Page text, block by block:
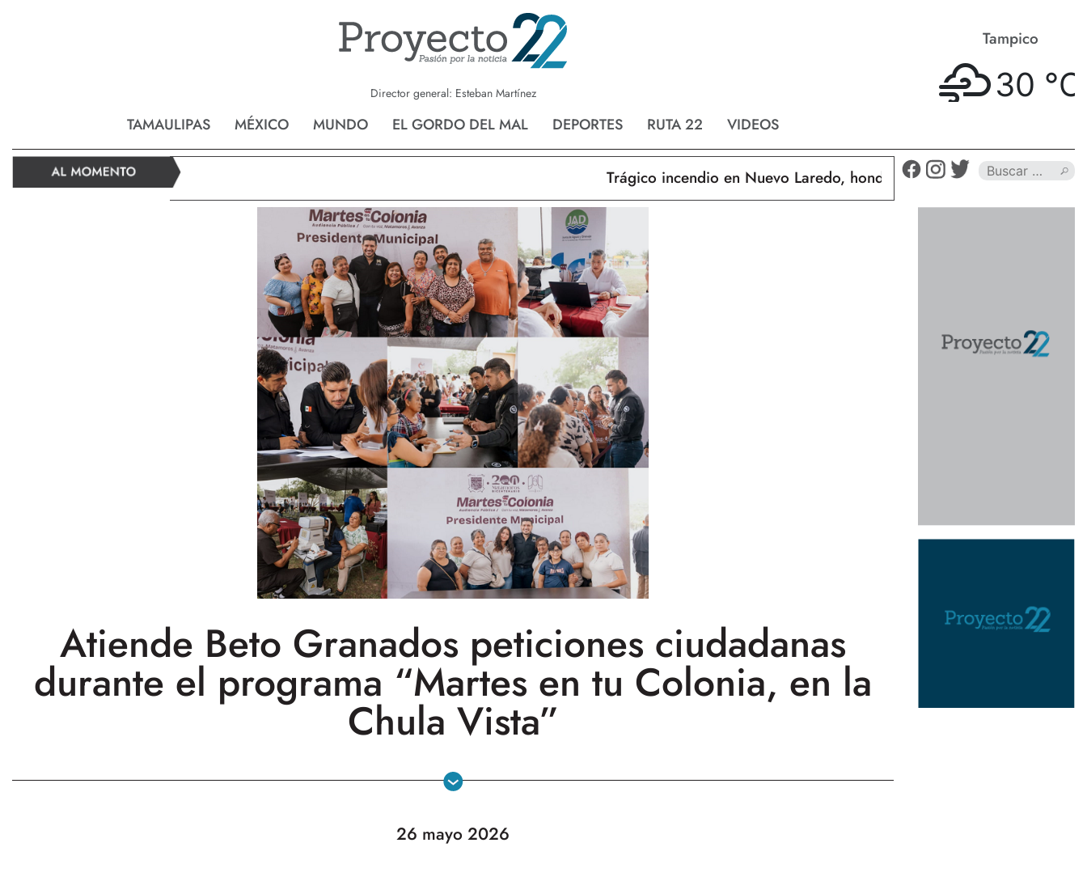
Director general: Esteban Martínez
TAMAULIPAS MÉXICO MUNDO EL GORDO DEL MAL DEPORTES RUTA 22 VIDEOS
Reynosa Nvo. Laredo Tampico
30 ° C
Trágico incendio en Nuevo Laredo, hondureño muere calcinado
Atiende Beto Granados peticiones ciudadanas
durante el programa “Martes en tu Colonia, en la
Chula Vista”
26 mayo 2026